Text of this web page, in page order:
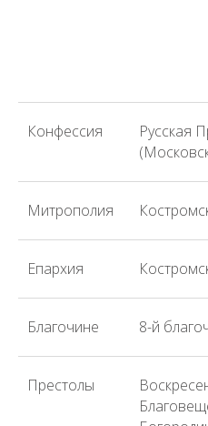
Конфессия
Русская
Митрополия
Епархия
Благочине 8-й
Престолы